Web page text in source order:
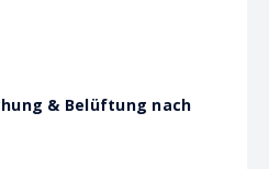
& Belüftung nach